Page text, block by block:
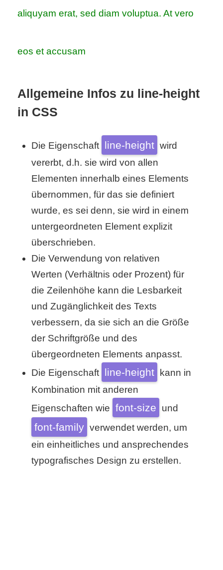
aliquyam erat, sed diam voluptua. At vero
eos et accusam
Allgemeine Infos zu line-height
in CSS
Die Eigenschaft line-height wird
vererbt, d.h. sie wird von allen
Elementen innerhalb eines Elements
übernommen, für das sie definiert
wurde, es sei denn, sie wird in einem
untergeordneten Element explizit
überschrieben.
Die Verwendung von relativen
Werten (Verhältnis oder Prozent) für
die Zeilenhöhe kann die Lesbarkeit
und Zugänglichkeit des Texts
verbessern, da sie sich an die Größe
der Schriftgröße und des
übergeordneten Elements anpasst.
Die Eigenschaft line-height
kann in
Kombination mit anderen
Eigenschaften wie font-size und
font-family verwendet werden, um
ein einheitliches und ansprechendes
typografisches Design zu erstellen.